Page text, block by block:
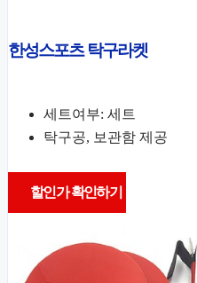
한성스포츠 탁구라켓
세트여부: 세트
탁구공, 보관함 제공
할인가 확인하기